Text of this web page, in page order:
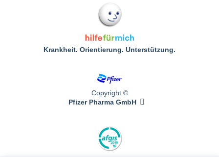
Krankheit. Orientierung. Unterstützung.
Copyright ©
Pfizer Pharma GmbH